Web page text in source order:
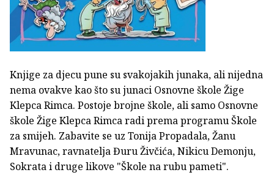
Knjige za djecu pune su svakojakih junaka, ali nijedna
nema ovakve kao što su junaci Osnovne škole Žige
Klepca Rimca. Postoje brojne škole, ali samo Osnovne
škole Žige Klepca Rimca radi prema programu Škole
za smijeh. Zabavite se uz Tonija Propadala, Žanu
Mravunac, ravnatelja Đuru Živčića, Nikicu Demonju,
Sokrata i druge likove "Škole na rubu pameti".